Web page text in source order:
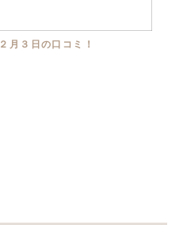
２月３日の口コミ！